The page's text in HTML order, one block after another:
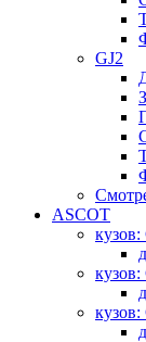
GJ2
ASCOT
кузов:
кузов: